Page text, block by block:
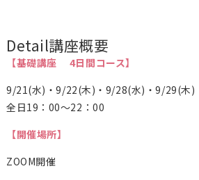
Detail講座概要
【基礎講座 4日間コース】
9/21(水)・9/22(木)・9/28(水)・9/29(木)
全日19：00～22：00
【開催場所】
ZOOM開催